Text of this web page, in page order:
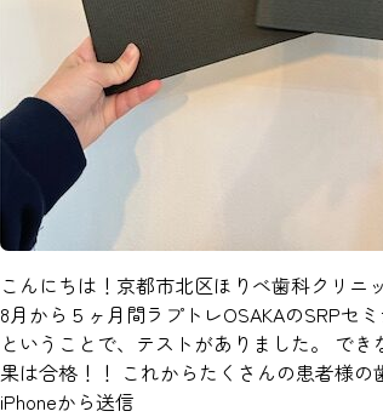
こんにちは！京都市北区ほりべ歯科クリニ
8月から５ヶ月間ラプトレOSAKAのSRPセ
ということで、テストがありました。 で
果は合格！！ これからたくさんの患者様の
iPhoneから送信